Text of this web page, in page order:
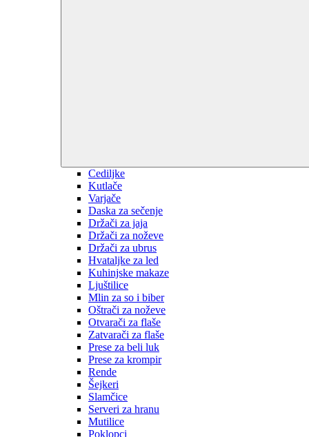
Cediljke
Kutlače
Varjače
Daska za sečenje
Držači za jaja
Držači za noževe
Držači za ubrus
Hvataljke za led
Kuhinjske makaze
Ljuštilice
Mlin za so i biber
Oštrači za noževe
Otvarači za flaše
Zatvarači za flaše
Prese za beli luk
Prese za krompir
Rende
Šejkeri
Slamčice
Serveri za hranu
Mutilice
Poklopci